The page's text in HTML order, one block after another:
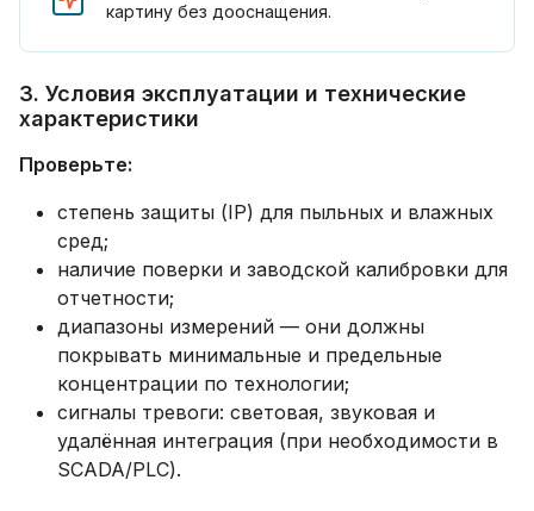
картину без дооснащения.
3. Условия эксплуатации и технические
характеристики
Проверьте:
степень защиты (IP) для пыльных и влажных
сред;
наличие поверки и заводской калибровки для
отчетности;
диапазоны измерений — они должны
покрывать минимальные и предельные
концентрации по технологии;
сигналы тревоги: световая, звуковая и
удалённая интеграция (при необходимости в
SCADA/PLC).